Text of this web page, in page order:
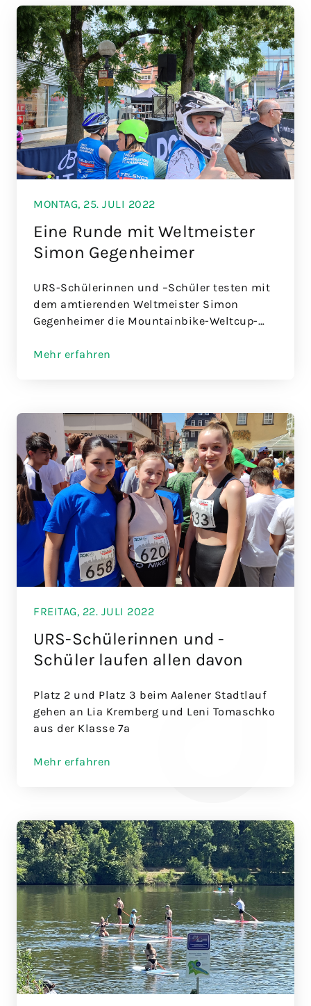
MONTAG, 25. JULI 2022
Eine Runde mit Weltmeister
Simon Gegenheimer
URS-Schülerinnen und –Schüler testen mit
dem amtierenden Weltmeister Simon
Gegenheimer die Mountainbike-Weltcup-
Mehr erfahren
FREITAG, 22. JULI 2022
URS-Schülerinnen und -
Schüler laufen allen davon
Platz 2 und Platz 3 beim Aalener Stadtlauf
gehen an Lia Kremberg und Leni Tomaschko
aus der Klasse 7a
Mehr erfahren